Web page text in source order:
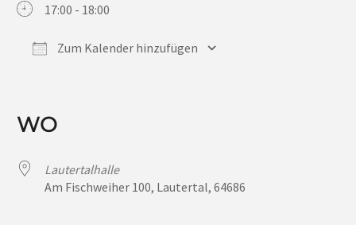
17:00 - 18:00
Zum Kalender hinzufügen
WO
Lautertalhalle
Am Fischweiher 100, Lautertal, 64686